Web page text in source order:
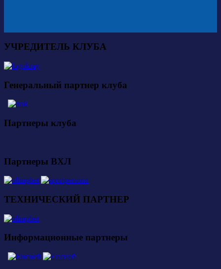
УЧРЕДИТЕЛЬ КЛУБА
Генеральный партнер клуба
Партнеры клуба
Партнеры ВХЛ
ТЕХНИЧЕСКИЙ ПАРТНЕР
Информационные партнеры